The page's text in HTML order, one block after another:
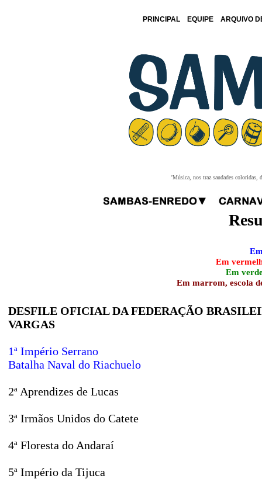
PRINCIPAL EQUIPE ARQUIVO
'Música, nos traz saudades coloridas,
Em
Em
Em marrom, escola
DESFILE OFICIAL DA FEDERAÇÃO
VARGAS
1ª Império Serrano
Batalha Naval do Riachuelo
2ª Aprendizes de Lucas
3ª Irmãos Unidos do Catete
4ª Floresta do Andaraí
5ª Império da Tijuca